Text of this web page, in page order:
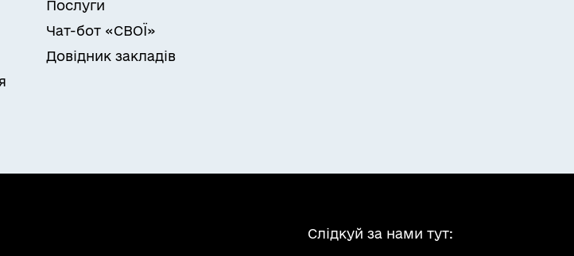
Послуги
Чат-бот «СВОЇ»
Довідник закладів
Слідкуй за нами тут: